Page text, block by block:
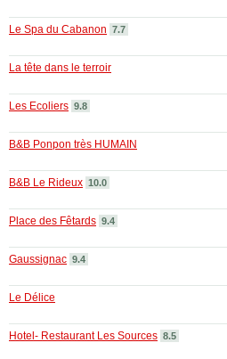
Le Spa du Cabanon 7.7
La tête dans le terroir
Les Ecoliers 9.8
B&B Ponpon très HUMAIN
B&B Le Rideux 10.0
Place des Fêtards 9.4
Gaussignac 9.4
Le Délice
Hotel- Restaurant Les Sources 8.5